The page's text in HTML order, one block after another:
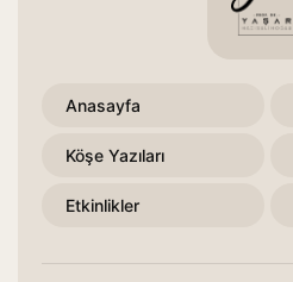
Anasayfa
Köşe Yazıları
Etkinlikler